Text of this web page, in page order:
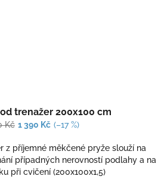
hodnocení
produktu
4,0
z
5
trenažer 200x100 cm
Kč 1 390 Kč (–17 %)
z příjemné měkčené pryže slouží na
případných nerovností podlahy a na
při cvičení (200x100x1,5)